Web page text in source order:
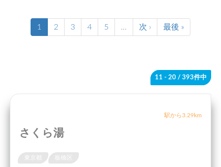
1 2 3 4 5 … 次 › 最後 »
11 - 20 / 393件中
駅から3.29km
さくら湯
東京都 板橋区